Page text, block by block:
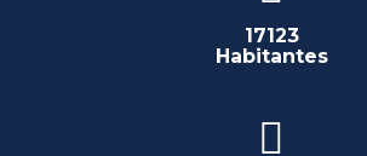
17123
Habitantes